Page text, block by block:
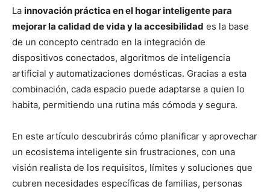
La innovación práctica en el hogar inteligente para
mejorar la calidad de vida y la accesibilidad es la base
de un concepto centrado en la integración de
dispositivos conectados, algoritmos de inteligencia
artificial y automatizaciones domésticas. Gracias a esta
combinación, cada espacio puede adaptarse a quien lo
habita, permitiendo una rutina más cómoda y segura.
En este artículo descubrirás cómo planificar y aprovechar
un ecosistema inteligente sin frustraciones, con una
visión realista de los requisitos, límites y soluciones que
cubren necesidades específicas de familias, personas